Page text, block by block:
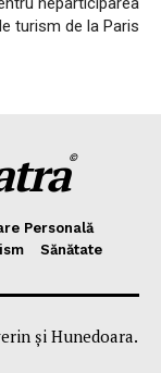
turism de la Paris
©
Personală
Sănătate
și Hunedoara.